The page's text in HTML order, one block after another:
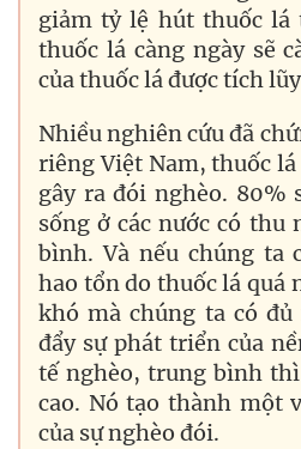
giảm tỷ lệ hút thuốc lá
thuốc lá càng ngày sẽ
của thuốc lá được tích
Nhiều nghiên cứu đã
riêng Việt Nam, thuốc
gây ra đói nghèo. 80%
sống ở các nước có thu
bình. Và nếu chúng ta
hao tổn do thuốc lá quá
khó mà chúng ta có
đẩy sự phát triển của
tế nghèo, trung bình
cao. Nó tạo thành một
của sự nghèo đói.